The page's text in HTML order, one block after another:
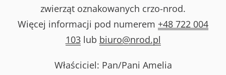
zwierząt oznakowanych crzo-nrod.
Więcej informacji pod numerem +48 722 004
103lub biuro@nrod.pl
Właściciel: Pan/Pani Amelia